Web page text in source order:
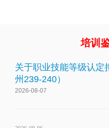
培训
关于职业技能等级认定
州239-240）
2026-08-07